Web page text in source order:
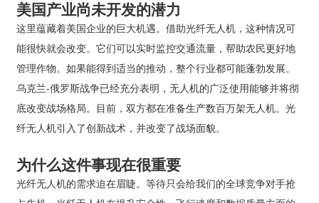
美国产业尚未开发的潜力
这里蕴藏着美国企业的巨大机遇。借助光纤无人机，这种情况可
能很快就会改变。它们可以实时监控交通流量，帮助农民更好地
管理作物。如果能得到适当的推动，整个行业都可能蓬勃发展。
乌克兰-俄罗斯战争已经充分表明，无人机的广泛使用能够并将彻
底改变战场格局。目前，双方都在准备生产数百万架无人机。光
纤无人机引入了创新战术，并改变了战场面貌。
为什么这件事现在很重要
光纤无人机的需求迫在眉睫。等待只会给我们的全球竞争对手抢